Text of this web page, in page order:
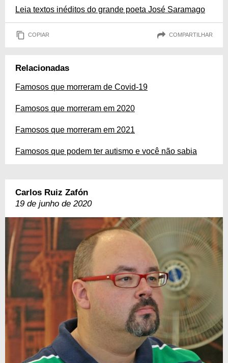
Leia textos inéditos do grande poeta José Saramago
COPIAR COMPARTILHAR
Relacionadas
Famosos que morreram de Covid-19
Famosos que morreram em 2020
Famosos que morreram em 2021
Famosos que podem ter autismo e você não sabia
Carlos Ruiz Zafón
19 de junho de 2020